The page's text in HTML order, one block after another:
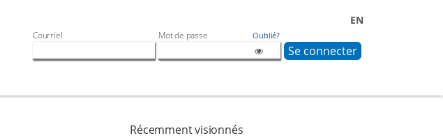
EN
Courriel Mot de passe Oublié?
Récemment visionnés